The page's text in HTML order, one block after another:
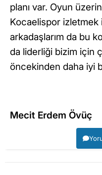
planı var. Oyun
Kocaelispor izletmek
arkadaşlarım da bu
da liderliği bizim için
öncekinden daha iyi
Mecit Erdem Övüç